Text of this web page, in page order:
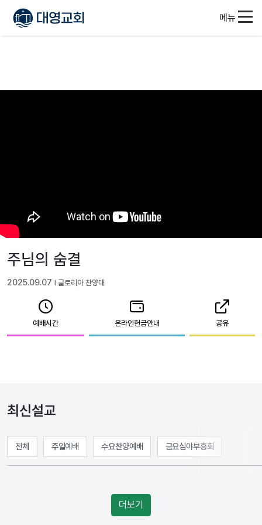
메뉴
주님의 숨결
2025.09.07 l 글로리아 찬양대
예배시간 온라인헌금안내 공유
최신설교
전체 주일예배 수요찬양예배 금요심야부흥회
더보기